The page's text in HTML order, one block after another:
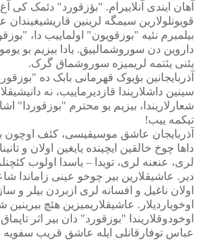
آهان ایندی آنلاییرام. "بؤزقورد" دئمک کی آغ
قویونلولارین سیمگه لرینین قاریشیغیندان
بیلمیرم نئیه "بوزقویون" اولماییب دا،
داروین دن سوروشمالییق. یادا بیزیم بو
یئنی یئتمه لریمیزه سوروشماق گرک.
آذربایجانین بؤیوک قهرمانی بابک ده
سینین داشلاریندا قازدیرماییب، نه
شعارلاریندا، بیزیم بو محترم "بوزقوردا"
تیکمه ییب!
آذربایجان عاشق موسیقیسی، کئف اوچون
داها چوخ خالقین ایچینده یایغین اولان و
لری، عنعنه لری، تویدا – یاسدا اولوب
دیر. عاشیقلارین بیر چوخو عینی زاماندا
اولان ناغیل و افسانه لری ازبردن بیلر و
اوخویاردیلار. عاشیقلاریمیزین هئچ
اوخودوقلاریندا "بوزقورد" دان بیر اثر
عباس توفارقانلی ایله عاشق قریب سفویه